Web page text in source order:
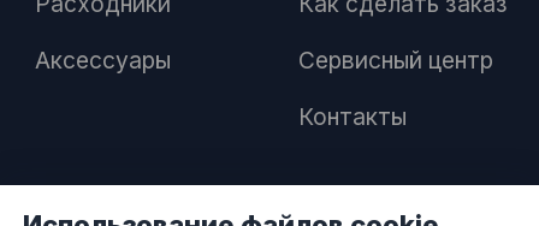
Аксессуары
Сервисный центр
Контакты